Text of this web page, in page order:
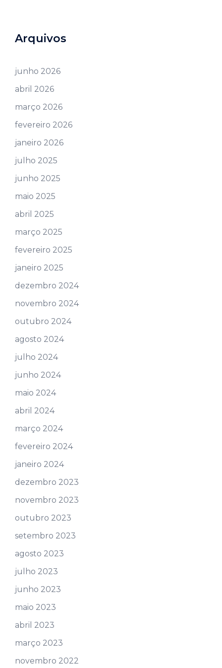
Arquivos
junho 2026
abril 2026
março 2026
fevereiro 2026
janeiro 2026
julho 2025
junho 2025
maio 2025
abril 2025
março 2025
fevereiro 2025
janeiro 2025
dezembro 2024
novembro 2024
outubro 2024
agosto 2024
julho 2024
junho 2024
maio 2024
abril 2024
março 2024
fevereiro 2024
janeiro 2024
dezembro 2023
novembro 2023
outubro 2023
setembro 2023
agosto 2023
julho 2023
junho 2023
maio 2023
abril 2023
março 2023
novembro 2022